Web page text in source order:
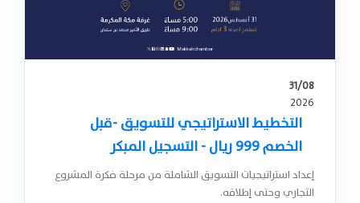
31/08
2026
التخطيط الاستراتيجي للتسويق -قبل
الخصم 999 ريال - التسجيل المبكر
إعداد استراتيجيات التسويق الشاملة من مرحلة فكرة المشروع
التجاري وحتى إطلاقه.